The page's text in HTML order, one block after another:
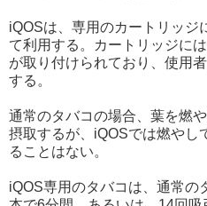
iQOSは、専用のカートリッジ
て利用する。カートリッジに
が取り付けられており、使用
する。
通常のタバコの場合、葉を燃
摂取するが、iQOSでは燃やし
ることはない。
iQOS専用のタバコは、通常の